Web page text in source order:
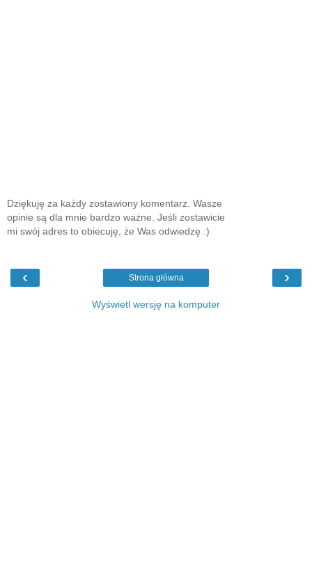
Dziękuję za każdy zostawiony komentarz. Wasze
opinie są dla mnie bardzo ważne. Jeśli zostawicie
mi swój adres to obiecuję, że Was odwiedzę :)
‹ ›
Strona główna
Wyświetl wersję na komputer